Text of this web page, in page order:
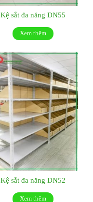
Kệ sắt đa năng DN55
Xem thêm
Kệ sắt đa năng DN52
Xem thêm